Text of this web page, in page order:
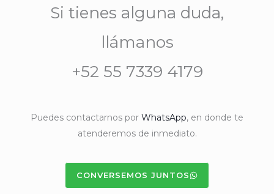
Si tienes alguna duda,
llámanos
+52 55 7339 4179
Puedes contactarnos por WhatsApp, en donde te
atenderemos de inmediato.
CONVERSEMOS JUNTOS